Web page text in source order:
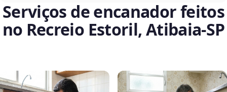
Serviços de encanador feitos
no Recreio Estoril, Atibaia‑SP